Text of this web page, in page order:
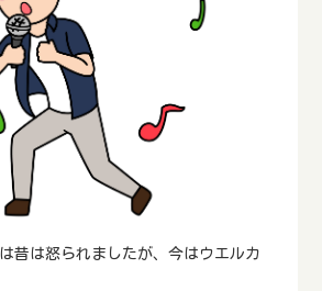
昔は怒られましたが、今はウエルカ